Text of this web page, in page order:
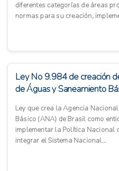
diferentes categorías de áreas
normas para su creación,
Ley No 9.984 de creación
de Águas y Saneamiento
Ley que crea la Agencia
Básico (ANA) de Brasil como
implementar la Política Nacional
integrar el Sistema Nacional...